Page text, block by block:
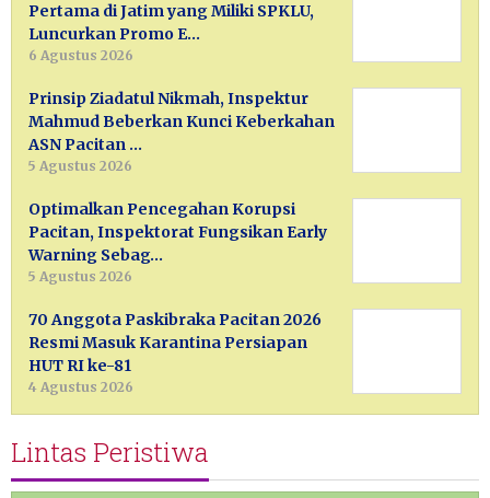
Pertama di Jatim yang Miliki SPKLU,
Luncurkan Promo E…
6 Agustus 2026
Prinsip Ziadatul Nikmah, Inspektur
Mahmud Beberkan Kunci Keberkahan
ASN Pacitan …
5 Agustus 2026
Optimalkan Pencegahan Korupsi
Pacitan, Inspektorat Fungsikan Early
Warning Sebag…
5 Agustus 2026
70 Anggota Paskibraka Pacitan 2026
Resmi Masuk Karantina Persiapan
HUT RI ke-81
4 Agustus 2026
Lintas Peristiwa